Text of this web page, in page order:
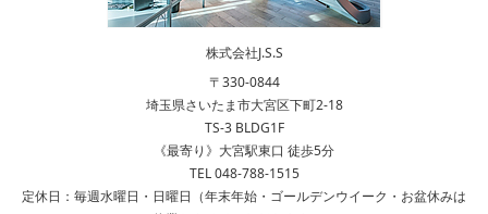
株式会社J.S.S
〒330-0844
埼玉県さいたま市大宮区下町2-18
TS-3 BLDG1F
《最寄り》大宮駅東口 徒歩5分
TEL 048-788-1515
定休日：毎週水曜日・日曜日（年末年始・ゴールデンウイーク・お盆休みは